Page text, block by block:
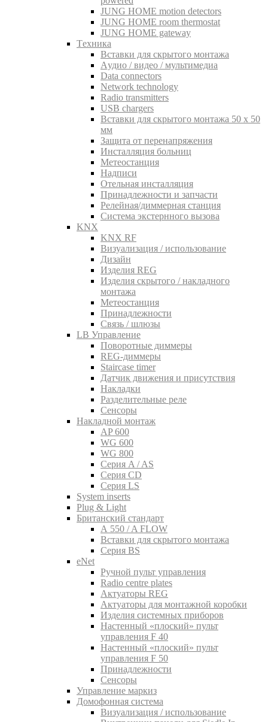
JUNG HOME motion detectors
JUNG HOME room thermostat
JUNG HOME gateway
Tехника
Вставки для скрытого монтажа
Aудио / видео / мультимедиа
Data connectors
Network technology
Radio transmitters
USB chargers
Вставки для скрытого монтажа 50 x 50
мм
Защита от перенапряжения
Инсталляция больниц
Метеостанция
Надписи
Отельная инсталляция
Принадлежности и запчасти
Релейная/диммерная станция
Система экстернного вызова
KNX
KNX RF
Визуализация / использование
Дизайн
Изделия REG
Изделия скрытого / накладного
монтажа
Метеостанция
Принадлежности
Связь / шлюзы
LB Управление
Поворотные диммеры
REG-диммеры
Staircase timer
Датчик движения и присутствия
Накладки
Разделительные реле
Сенсоры
Накладной монтаж
AP 600
WG 600
WG 800
Серия A / AS
Серия CD
Серия LS
System inserts
Plug & Light
Британский стандарт
A 550 / A FLOW
Вставки для скрытого монтажа
Серия BS
eNet
Pучной пульт управления
Radio centre plates
Актуаторы REG
Актуаторы для монтажной коробки
Изделия системных приборов
Настенный «плоский» пульт
управления F 40
Настенный «плоский» пульт
управления F 50
Принадлежности
Сенсоры
Управление маркиз
Домофонная система
Визуализация / использование